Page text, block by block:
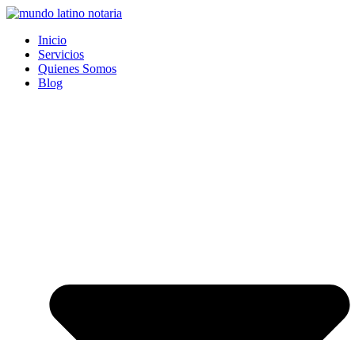
Saltar
contenido
Inicio
Servicios
Quienes Somos
Blog